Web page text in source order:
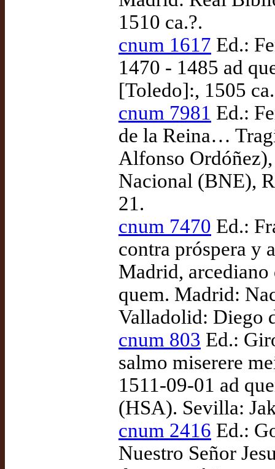
1510 ca.?.
cnum 1617 Ed.:
1470 - 1485 ad
[Toledo]:, 1505
cnum 7981 Ed.:
de la Reina…
Alfonso
Nacional (BNE),
21.
cnum 7470 Ed.:
contra próspera y
Madrid,
quem. Madrid:
Valladolid: Diego
cnum 803 Ed.:
salmo miserere
1511-09-01 ad
(HSA). Sevilla:
cnum 2416 Ed.:
Nuestro Señor